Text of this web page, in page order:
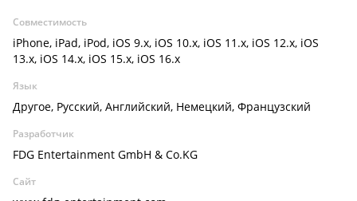
Совместимость
iPhone, iPad, iPod, iOS 9.x, iOS 10.x, iOS 11.x, iOS 12.x, iOS
13.x, iOS 14.x, iOS 15.x, iOS 16.x
Язык
Другое, Русский, Английский, Немецкий, Французский
Разработчик
FDG Entertainment GmbH & Co.KG
Сайт